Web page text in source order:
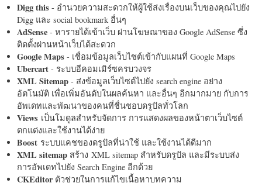
Digg this - อำนวยความสะดวกให้ผู้ใช้ส่งเรื่องบนเว็บของคุณไปยัง
Digg และ social bookmark อื่นๆ
AdSense - หารายได้เข้าเว็บ ผ่านโฆษณาของ Google AdSense ซึ่ง
ติดตั้งผ่านหน้าเว็บได้สะดวก
Google Maps - เชื่อมข้อมูลเว็บไซต์เข้ากับแผนที่ Google Maps
Ubercart - ระบบอีคอมเมิร์ซครบวงจร
XML Sitemap - ส่งข้อมูลเว็บไซต์ไปยัง search engine อย่าง
อัตโนมัติ เพื่อเพิ่มอันดับในผลค้นหา และอื่นๆ อีกมากมาย กับการ
อัพเดทและพัฒนาของคนที่ชื่นชอบดรูปัลทั่วโลก
Views เป็นโมดูลสำหรับจัดการ การแสดงผลของหน้าตาเว็บไซต์
ตกแต่งและใช้งานได้ง่าย
Boost ระบบแคชของดรูปัลที่น่าใช้ และใช้งานได้ดีมาก
XML sitemap สร้าง XML sitemap สำหรับดรูปัล และมีระบบส่ง
การอัพเดทไปยัง Search Engine อีกด้วย
CKEditorตัวช่วยในการแก้ไขเนื้อหาบทความ